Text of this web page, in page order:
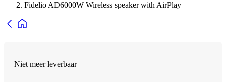
Fidelio AD6000W Wireless speaker with AirPlay
Niet meer leverbaar